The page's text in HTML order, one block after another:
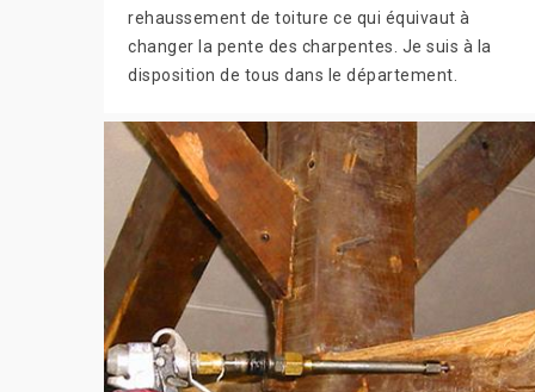
rehaussement de toiture ce qui équivaut à
changer la pente des charpentes. Je suis à la
disposition de tous dans le département.